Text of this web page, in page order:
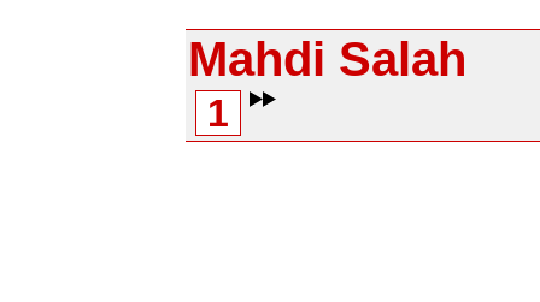
Mahdi Salah
1